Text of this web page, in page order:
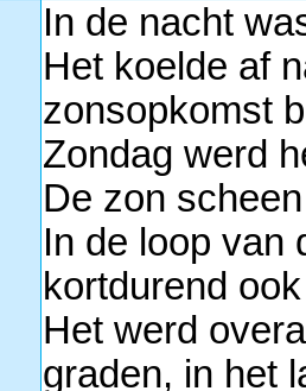
In de nacht
Het koelde af
zonsopkomst
Zondag werd
De zon
In de loop van
kortdurend
Het werd
graden, in het